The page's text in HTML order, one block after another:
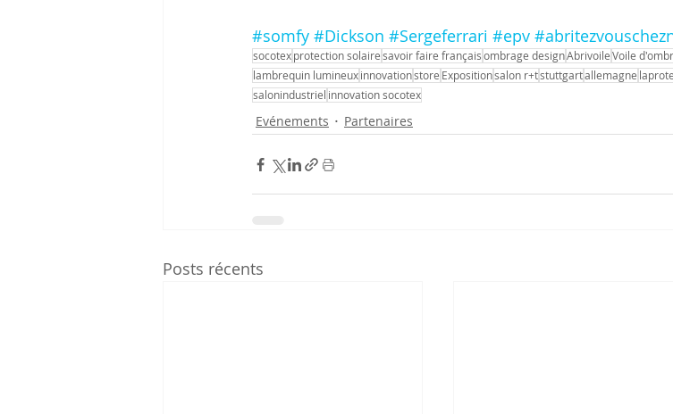
#somfy #Dickson #Sergeferrari #epv
socotexprotection solairesavoir faire françaisombrage designAbrivoileVoile
lambrequin lumineuxinnovationstore Expositionsalon r+tstuttgartallemagne
salonindustriel innovation socotex
Evénements Partenaires
Posts récents